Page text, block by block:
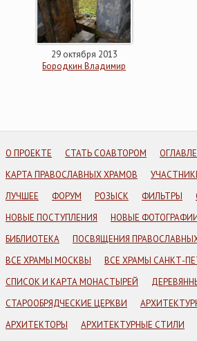
29 октября 2013
Бородкин Владимир
О ПРОЕКТЕ СТАТЬ СОАВТОРОМ
КАРТА ПРАВОСЛАВНЫХ ХРАМОВ
ЛУЧШЕЕ
ФОРУМ РОЗЫСК ФИЛЬТРЫ
НОВЫЕ ПОСТУПЛЕНИЯ
НОВЫЕ
БИБЛИОТЕКА
ПОСВЯЩЕНИЯ
ВСЕ ХРАМЫ МОСКВЫ
ВСЕ ХРАМЫ САНКТ-
СПИСОК И КАРТА МОНАСТЫРЕЙ
СТАРООБРЯДЧЕСКИЕ ЦЕРКВИ
АРХИТЕКТОРЫ
АРХИТЕКТУРНЫЕ СТИЛИ